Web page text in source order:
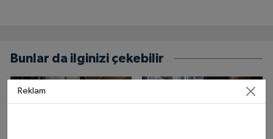
Bunlar da ilginizi çekebilir
Reklam